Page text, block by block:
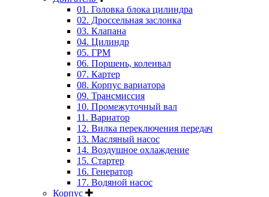
01. Головка блока цилиндра
02. Дроссельная заслонка
03. Клапана
04. Цилиндр
05. ГРМ
06. Поршень, коленвал
07. Картер
08. Корпус вариатора
09. Трансмиссия
10. Промежуточный вал
11. Вариатор
12. Вилка переключения передач
13. Масляный насос
14. Воздушное охлаждение
15. Стартер
16. Генератор
17. Водяной насос
Корпус